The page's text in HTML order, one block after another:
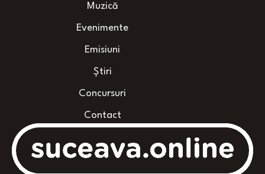
Muzică
Evenimente
Emisiuni
Știri
Concursuri
Contact